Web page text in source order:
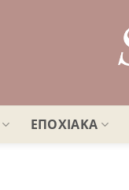
ΕΠΟΧΙΑΚΑ